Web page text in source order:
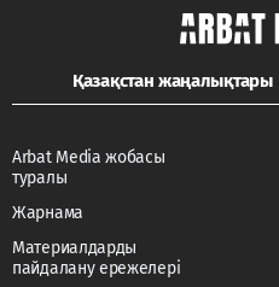
Қазақстан жаңалықтары
Arbat Media жобасы
туралы
Жарнама
Материалдарды
пайдалану ережелері